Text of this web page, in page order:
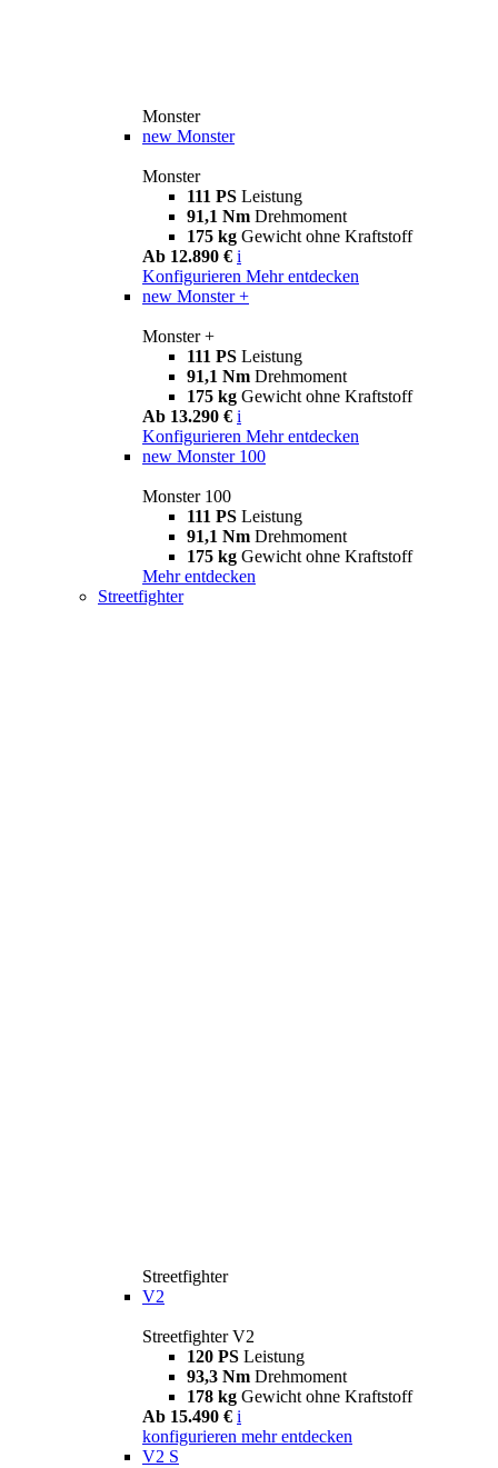
Monster
new Monster
Monster
111 PS Leistung
91,1 Nm Drehmoment
175 kg Gewicht ohne Kraftstoff
Ab 12.890 € i
Konfigurieren Mehr entdecken
new Monster +
Monster +
111 PS Leistung
91,1 Nm Drehmoment
175 kg Gewicht ohne Kraftstoff
Ab 13.290 € i
Konfigurieren Mehr entdecken
new Monster 100
Monster 100
111 PS Leistung
91,1 Nm Drehmoment
175 kg Gewicht ohne Kraftstoff
Mehr entdecken
Streetfighter
Streetfighter
V2
Streetfighter V2
120 PS Leistung
93,3 Nm Drehmoment
178 kg Gewicht ohne Kraftstoff
Ab 15.490 € i
konfigurieren mehr entdecken
V2 S